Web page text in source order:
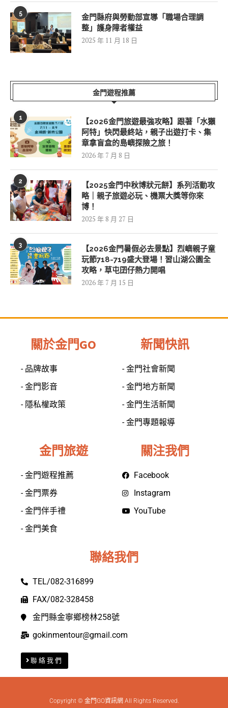
5
金門縣府與勞動部宣導「職場合理調
整」護身障者權益
2025 年 11 月 18 日
金門遊程推薦
1
【2026金門旅遊最強攻略】跟著「水獺
阿特」快閃最終站，親子出遊打卡、集
章拿盲盒的島嶼探險之旅！
2026 年 7 月 8 日
2
【2025金門中秋博狀元餅】系列活動攻
略｜親子旅遊必玩、機票大獎等你來
博！
2025 年 8 月 27 日
3
【2026金門暑假必去景點】烈嶼親子童
玩節718-719盛大登場！習山湖公園全
攻略，草屯囝仔熱力開唱
2026 年 7 月 15 日
關於金門GO
- 品牌故事
- 金門影音
- 隱私權政策
新聞快訊
- 金門社會新聞
- 金門地方新聞
- 金門生活新聞
- 金門專題報導
金門旅遊
- 金門遊程推薦
- 金門票券
- 金門伴手禮
- 金門美食
關注我們
Facebook
Instagram
YouTube
聯絡我們
TEL/082-316899
FAX/082-328458
金門縣金寧鄉榜林258號
gokinmentour@gmail.com
聯絡我們
Copyright © 金門GO資訊網 All Rights Reserved.